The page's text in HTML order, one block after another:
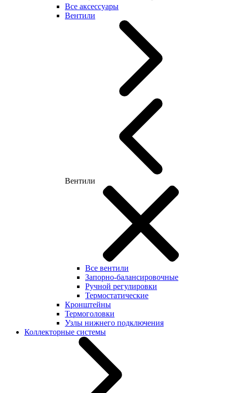
Все аксессуары
Вентили
Вентили
Все вентили
Запорно-балансировочные
Ручной регулировки
Термостатические
Кронштейны
Термоголовки
Узлы нижнего подключения
Коллекторные системы